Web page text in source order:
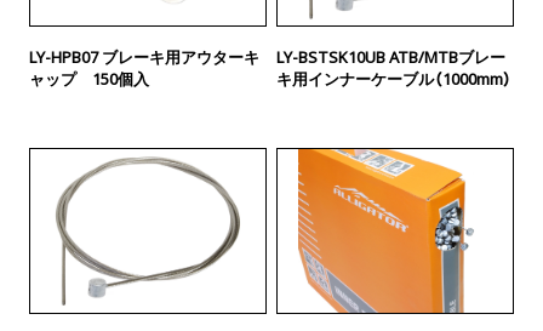
LY-HPB07 ブレーキ用アウターキ
ャップ 150個入
LY-BSTSK10UB ATB/MTBブレー
キ用インナーケーブル（1000mm）